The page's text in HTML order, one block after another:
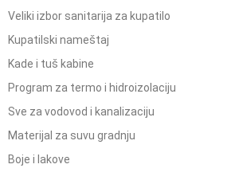
Veliki izbor sanitarija za kupatilo
Kupatilski nameštaj
Kade i tuš kabine
Program za termo i hidroizolaciju
Sve za vodovod i kanalizaciju
Materijal za suvu gradnju
Boje i lakove